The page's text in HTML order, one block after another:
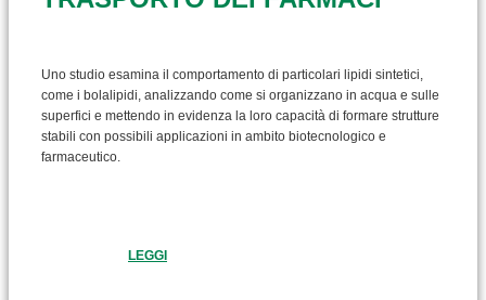
Uno studio esamina il comportamento di particolari lipidi sintetici,
come i bolalipidi, analizzando come si organizzano in acqua e sulle
superfici e mettendo in evidenza la loro capacità di formare strutture
stabili con possibili applicazioni in ambito biotecnologico e
farmaceutico.
LEGGI